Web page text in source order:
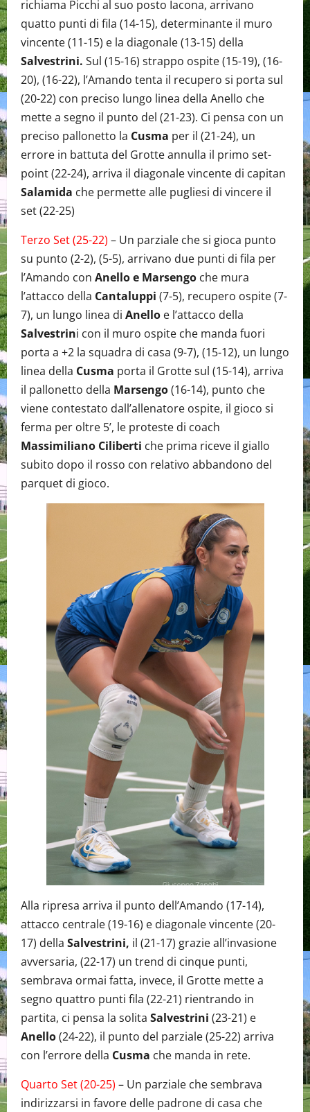
richiama Picchi al suo posto Iacona, arrivano
quatto punti di fila (14-15), determinante il muro
vincente (11-15) e la diagonale (13-15) della
Salvestrini. Sul (15-16) strappo ospite (15-19), (16-
20), (16-22), l’Amando tenta il recupero si porta sul
(20-22) con preciso lungo linea della Anello che
mette a segno il punto del (21-23). Ci pensa con un
preciso pallonetto la Cusma per il (21-24), un
errore in battuta del Grotte annulla il primo set-
point (22-24), arriva il diagonale vincente di capitan
Salamida che permette alle pugliesi di vincere il
set (22-25)
Terzo Set (25-22) – Un parziale che si gioca punto
su punto (2-2), (5-5), arrivano due punti di fila per
l’Amando con Anello e Marsengo che mura
l’attacco della Cantaluppi (7-5), recupero ospite (7-
7), un lungo linea di Anello e l’attacco della
Salvestrini con il muro ospite che manda fuori
porta a +2 la squadra di casa (9-7), (15-12), un lungo
linea della Cusma porta il Grotte sul (15-14), arriva
il pallonetto della Marsengo(16-14), punto che
viene contestato dall’allenatore ospite, il gioco si
ferma per oltre 5’, le proteste di coach
Massimiliano Ciliberti che prima riceve il giallo
subito dopo il rosso con relativo abbandono del
parquet di gioco.
Alla ripresa arriva il punto dell’Amando (17-14),
attacco centrale (19-16) e diagonale vincente (20-
17) della Salvestrini, il (21-17) grazie all’invasione
avversaria, (22-17) un trend di cinque punti,
sembrava ormai fatta, invece, il Grotte mette a
segno quattro punti fila (22-21) rientrando in
partita, ci pensa la solita Salvestrini (23-21) e
Anello(24-22), il punto del parziale (25-22) arriva
con l’errore della Cusma che manda in rete.
Quarto Set (20-25) – Un parziale che sembrava
indirizzarsi in favore delle padrone di casa che